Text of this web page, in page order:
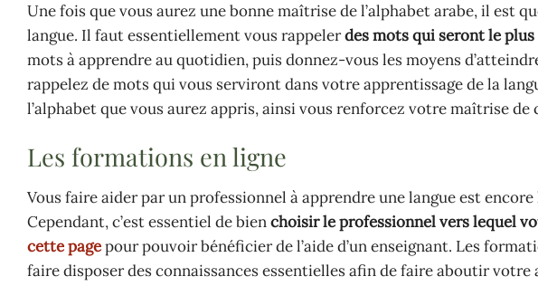
Une fois que vous aurez une bonne maîtrise de l’alphabet arabe, il est
langue. Il faut essentiellement vous rappelerdes mots qui seront le
mots à apprendre au quotidien, puis donnez-vous les moyens
rappelez de mots qui vous serviront dans votre apprentissage de la
l’alphabet que vous aurez appris, ainsi vous renforcez votre maîtrise de
Les formations en ligne
Vous faire aider par un professionnel à apprendre une langue est
Cependant, c’est essentiel de bienchoisir le professionnel vers lequel
cette pagepour pouvoir bénéficier de l’aide d’un enseignant. Les
faire disposer des connaissances essentielles afin de faire aboutir votre